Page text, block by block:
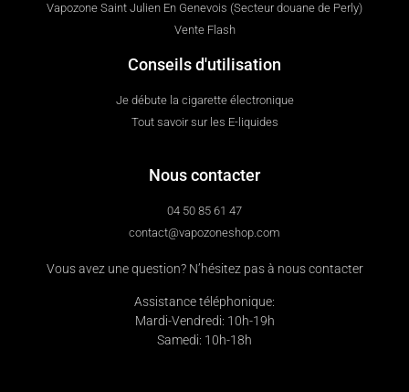
Vapozone Saint Julien En Genevois (Secteur douane de Perly)
Vente Flash
Conseils d'utilisation
Je débute la cigarette électronique
Tout savoir sur les E-liquides
Nous contacter
04 50 85 61 47
contact@vapozoneshop.com
Vous avez une question? N’hésitez pas à nous contacter
Assistance téléphonique:
Mardi-Vendredi: 10h-19h
Samedi: 10h-18h